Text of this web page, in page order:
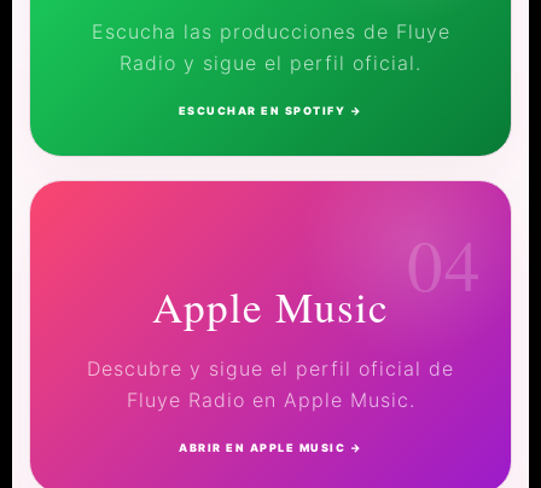
Escucha las producciones de Fluye
Radio y sigue el perfil oficial.
ESCUCHAR EN SPOTIFY →
04
Apple Music
Descubre y sigue el perfil oficial de
Fluye Radio en Apple Music.
ABRIR EN APPLE MUSIC →